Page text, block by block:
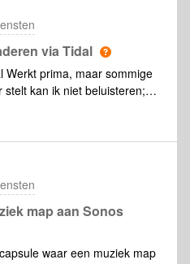
via Tidal
kan ik niet beluisteren;
is de melding dan. Zijn deze
? ligt het aan Sonos
map aan Sonos